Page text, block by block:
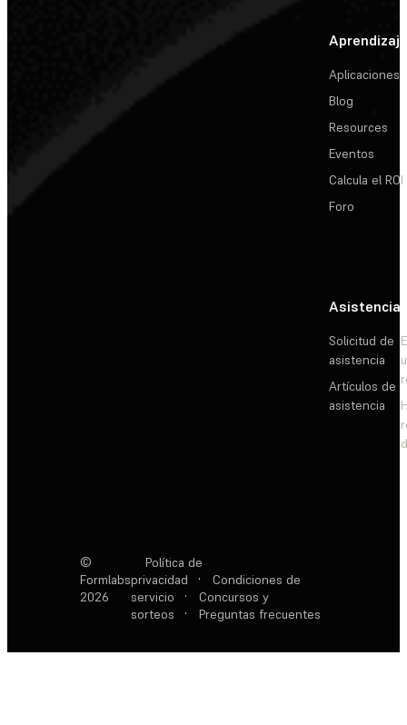
Aprendizaje
Aplicaciones
Blog
Resources
Eventos
Calcula el ROI
Foro
Asistencia
Solicitud de
asistencia
Artículos de
asistencia
©
Formlabs
2026
Política de
privacidad
·
Condiciones de
servicio
·
Concursos y
sorteos
· Preguntas frecuentes